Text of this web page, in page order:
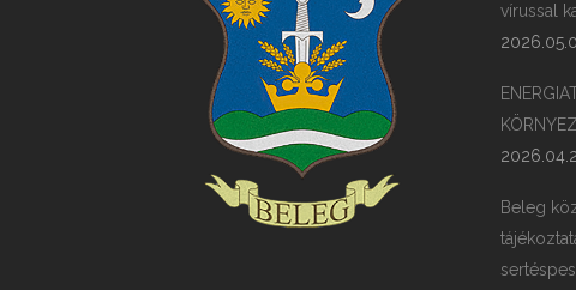
vírussal
Beleg